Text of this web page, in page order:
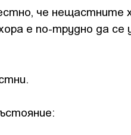
че нещастните
е по-трудно да се